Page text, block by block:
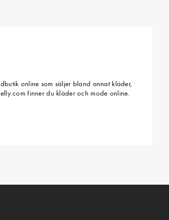
online som säljer bland annat kläder,
finner du kläder och mode online.